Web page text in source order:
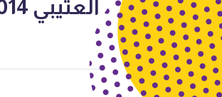
العتيبي 2014-2015